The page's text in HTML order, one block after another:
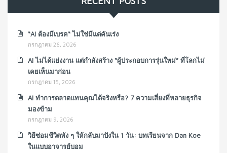
“AI ต้องมีเบรค“ ไม่ใช่มีแต่คันเร่ง
กรกฎาคม 26, 2026
AI ไม่ได้แย่งงาน แต่กำลังสร้าง “ผู้ประกอบการรุ่นใหม่” ที่โลกไม่
เคยเห็นมาก่อน
กรกฎาคม 15, 2026
AI ทำการตลาดแทนคุณได้จริงหรือ? 7 ความเสี่ยงที่หลายธุรกิจ
มองข้าม
กรกฎาคม 9, 2026
วิธีซ่อมชีวิตพัง ๆ ให้กลับมาปังใน 1 วัน: บทเรียนจาก Dan Koe
ในแบบอาจารย์บอม